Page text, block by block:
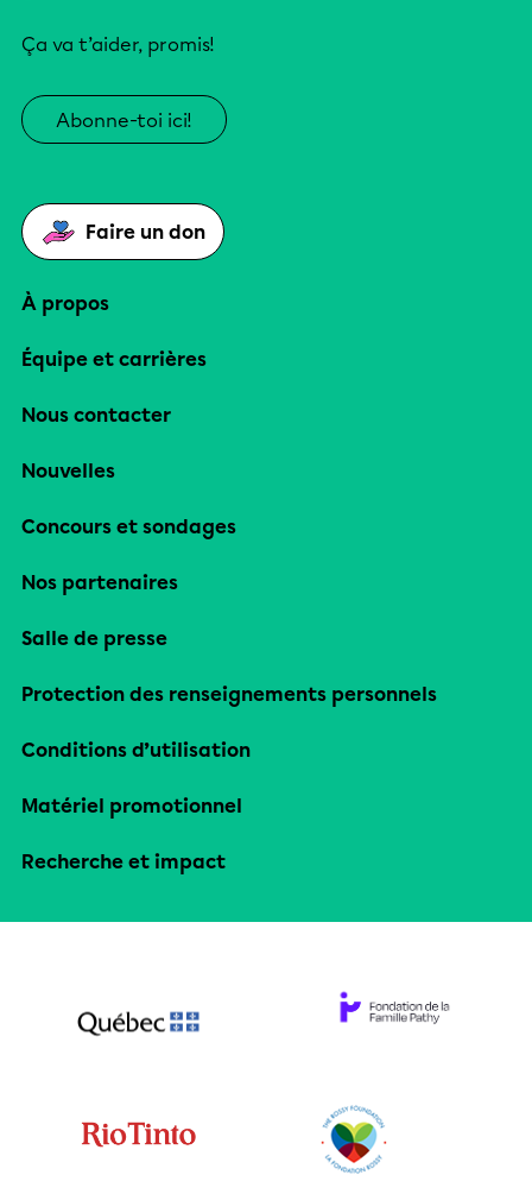
Ça va t’aider, promis!
Abonne-toi ici!
Faire un don
À propos
Équipe et carrières
Nous contacter
Nouvelles
Concours et sondages
Nos partenaires
Salle de presse
Protection des renseignements personnels
Conditions d’utilisation
Matériel promotionnel
Recherche et impact